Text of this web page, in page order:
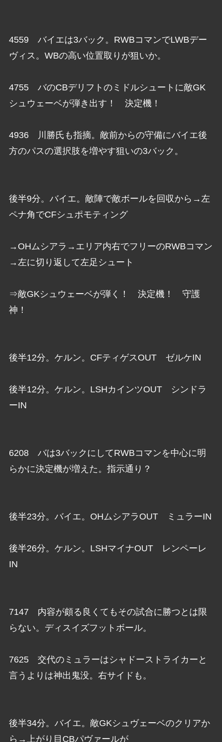
4559 バイエは3バック。RWBコマンでLWBデー
ヴィス。WBの高い位置取りが狙いか。
4755 バのCBデリフトのミドルシュートに敵GK
シュウェーベが弾き出す！ 決定機！
4936 川勝氏も指摘。敵前からの守備にバイエ後
方のパスの選択肢を増やす狙いの3バック。
後半9分。バイエ。敵陣で敵ボールを回収から→左
ペナ角でCFシュポモティング
→OHムシアラ→エリア内右でフリーのRWBコマン
→左に切り返して左足シュート
⇒敵GKシュウェーベが弾く！ 決定機！ 守護
神！
後半12分。ケルン。CFティゲスOUT ゼルケIN
後半12分。ケルン。LSHカインツOUT シンドラ
ーIN
6208 バは3バックにしてRWBコマンを中心に明
らかに決定機が増えた。指示通り？
後半23分。バイエ。OHムシアラOUT ミュラーIN
後半26分。ケルン。LSHマイナOUT レンペーレ
IN
7147 内容が頗る良くてもその試合に勝つとは限
らない。ディスイズフットボール。
7625 交代のミュラーはシャドーストライカーと
言うよりは神出鬼没。右サイドも。
後半34分。バイエ。敵GKシュヴェーベのクリアか
ら→上がり目CBパヴァールが